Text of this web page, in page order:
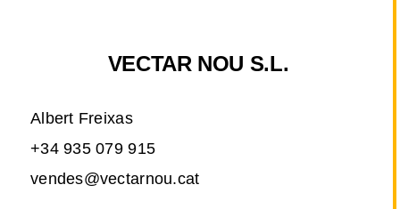
VECTAR NOU S.L.
Albert Freixas
+34 935 079 915
vendes@vectarnou.cat